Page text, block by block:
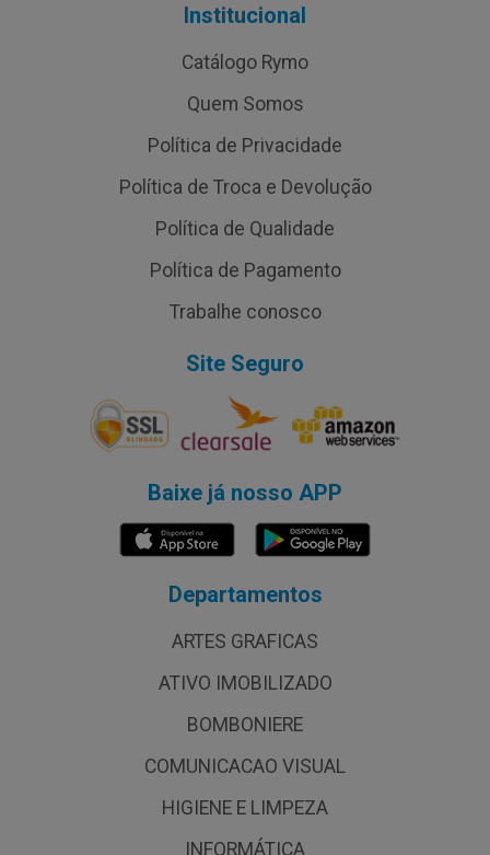
Institucional
Catálogo Rymo
Quem Somos
Política de Privacidade
Política de Troca e Devolução
Política de Qualidade
Política de Pagamento
Trabalhe conosco
Site Seguro
Baixe já nosso APP
Departamentos
ARTES GRAFICAS
ATIVO IMOBILIZADO
BOMBONIERE
COMUNICACAO VISUAL
HIGIENE E LIMPEZA
INFORMÁTICA